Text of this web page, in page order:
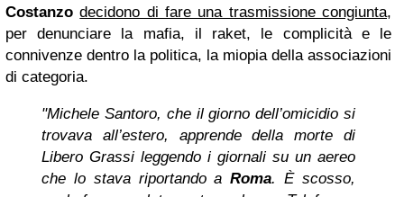
Costanzo decidono di fare una trasmissione congiunta,
per denunciare la mafia, il raket, le complicità e le
connivenze dentro la politica, la miopia della associazioni
di categoria.
"Michele Santoro, che il giorno dell’omicidio si
trovava all’estero, apprende della morte di
Libero Grassi leggendo i giornali su un aereo
che lo stava riportando aRoma. È scosso,